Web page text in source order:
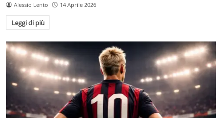
Alessio Lento 14 Aprile 2026
Leggi di più